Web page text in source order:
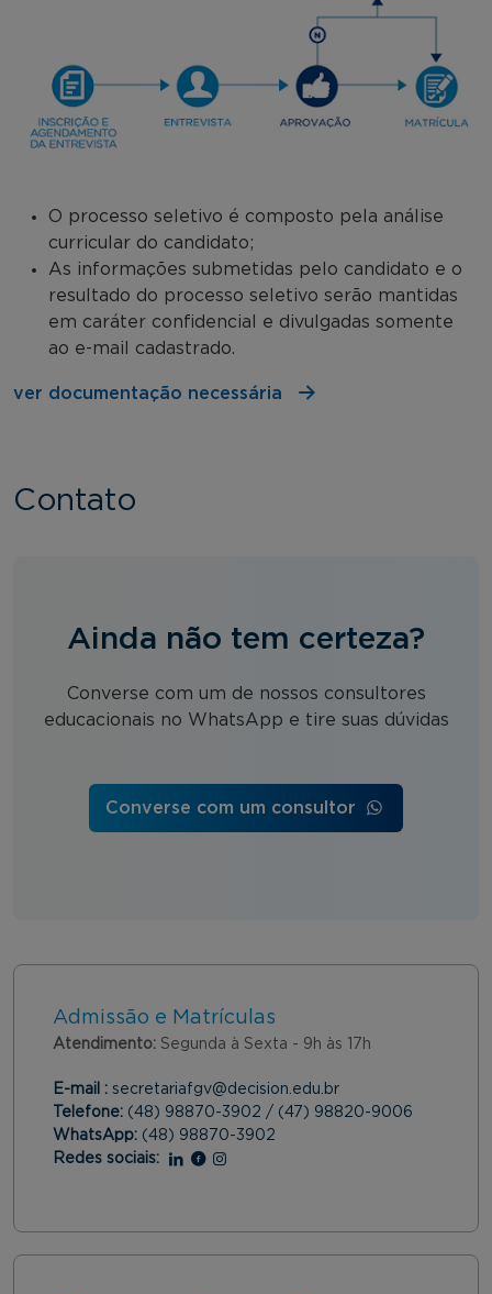
O processo seletivo é composto pela análise
curricular do candidato;
As informações submetidas pelo candidato e o
resultado do processo seletivo serão mantidas
em caráter confidencial e divulgadas somente
ao e-mail cadastrado.
ver documentação necessária
Contato
Ainda não tem certeza?
Converse com um de nossos consultores
educacionais no WhatsApp e tire suas dúvidas
Converse com um consultor
Admissão e Matrículas
Atendimento: Segunda à Sexta - 9h às 17h
E-mail : secretariafgv@decision.edu.br
Telefone: (48) 98870-3902 / (47) 98820-9006
WhatsApp: (48) 98870-3902
Redes sociais:
Linkedin
Facebook